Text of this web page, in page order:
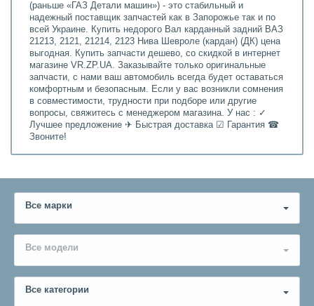
(раньше «ГАЗ Детали машин») - это стабильный и
надежный поставщик запчастей как в Запорожье так и по
всей Украине. Купить недорого Вал карданный задний ВАЗ
21213, 2121, 21214, 2123 Нива Шевроле (кардан) (ДК) цена
выгодная. Купить запчасти дешево, со скидкой в интернет
магазине VR.ZP.UA. Заказывайте только оригинальные
запчасти, с нами ваш автомобиль всегда будет оставаться
комфортным и безопасным. Если у вас возникли сомнения
в совместимости, трудности при подборе или другие
вопросы, свяжитесь с менеджером магазина. У нас : ✓
Лучшее предложение ✈ Быстрая доставка ☑ Гарантия ☎
Звоните!
Все марки
Все модели
Все категории